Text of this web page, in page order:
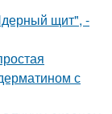
щит", -
с